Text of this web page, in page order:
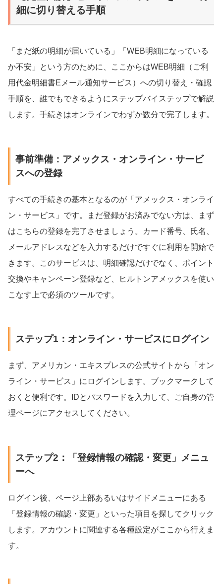
細に切り替える手順
「まだ紙の明細が届いている」「WEB明細になっている
か不安」という方のために、ここからはWEB明細（ご利
用代金明細書Eメール通知サービス）への切り替え・確認
手順を、誰でもできるようにステップバイステップで解説
します。手続きはオンラインでわずか数分で完了します。
事前準備：アメックス・オンライン・サービ
スへの登録
すべての手続きの基本となるのが「アメックス・オンライ
ン・サービス」です。まだ登録がお済みでない方は、まず
はこちらの登録を完了させましょう。カード番号、氏名、
メールアドレスなどを入力するだけですぐに利用を開始で
きます。このサービスは、明細確認だけでなく、ポイント
交換やキャンペーン登録など、ヒルトンアメックスを使い
こなす上で必須のツールです。
ステップ1：オンライン・サービスにログイン
まず、アメリカン・エキスプレスの公式サイトから「オン
ライン・サービス」にログインします。ブックマークして
おくと便利です。IDとパスワードを入力して、ご自身の管
理ページにアクセスしてください。
ステップ2：「登録情報の確認・変更」メニュ
ーへ
ログイン後、ページ上部あるいはサイドメニューにある
「登録情報の確認・変更」といった項目を探してクリック
します。アカウントに関連する各種設定がここから行えま
す。